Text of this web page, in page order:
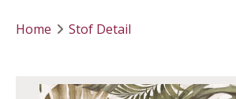
Home Stof Detail